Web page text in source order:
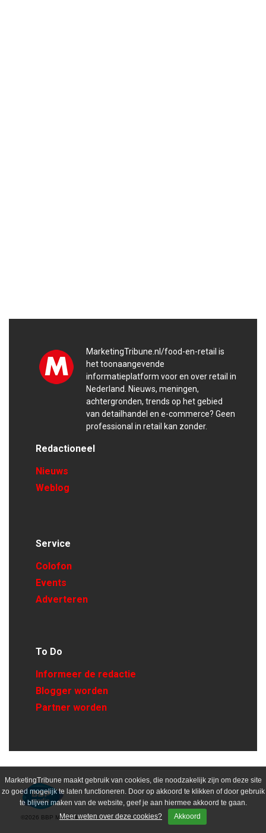
MarketingTribune maakt gebruik van cookies, die noodzakelijk zijn om deze site
zo goed mogelijk te laten functioneren. Door op akkoord te klikken of door gebruik
te blijven maken van de website, geef je aan hiermee akkoord te gaan.
Meer weten over deze cookies?
Akkoord
MarketingTribune.nl/food-en-retail is
het toonaangevende
informatieplatform voor en over retail in
Nederland. Nieuws, meningen,
achtergronden, trends op het gebied
van detailhandel en e-commerce? Geen
professional in retail kan zonder.
Redactioneel
Nieuws
Weblog
Service
Colofon
Events
Adverteren
To Do
Informeer de redactie
Blogger worden
Partner worden
©2026 BBP Media B.V.